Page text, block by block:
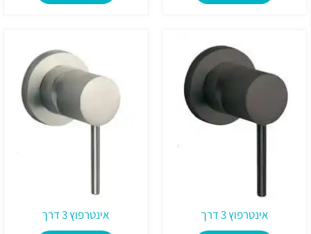
אינטרפוץ 3 דרך אינטרפוץ 3 דרך